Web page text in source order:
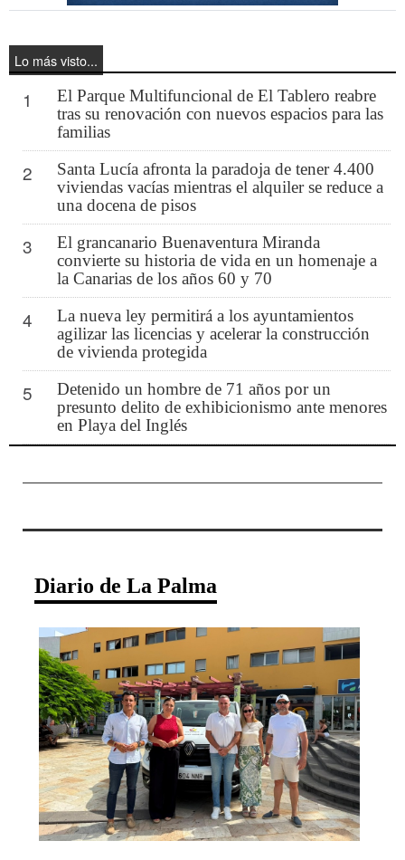
Lo más visto...
1
El Parque Multifuncional de El Tablero reabre
tras su renovación con nuevos espacios para las
familias
2
Santa Lucía afronta la paradoja de tener 4.400
viviendas vacías mientras el alquiler se reduce a
una docena de pisos
3
El grancanario Buenaventura Miranda
convierte su historia de vida en un homenaje a
la Canarias de los años 60 y 70
4
La nueva ley permitirá a los ayuntamientos
agilizar las licencias y acelerar la construcción
de vivienda protegida
5
Detenido un hombre de 71 años por un
presunto delito de exhibicionismo ante menores
en Playa del Inglés
Diario de La Palma